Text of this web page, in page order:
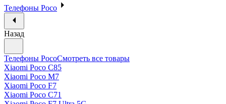
Телефоны Poco
Назад
Телефоны PocoСмотреть все товары
Xiaomi Poco C85
Xiaomi Poco M7
Xiaomi Poco F7
Xiaomi Poco C71